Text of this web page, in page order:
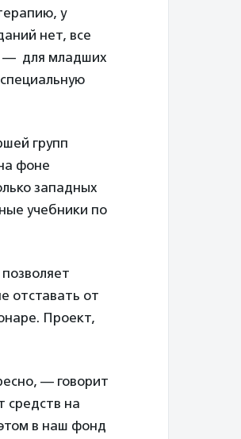
у
нет, все
— для младших
групп
фоне
западных
учебники по
отставать от
Проект,
— говорит
средств на
в наш фонд